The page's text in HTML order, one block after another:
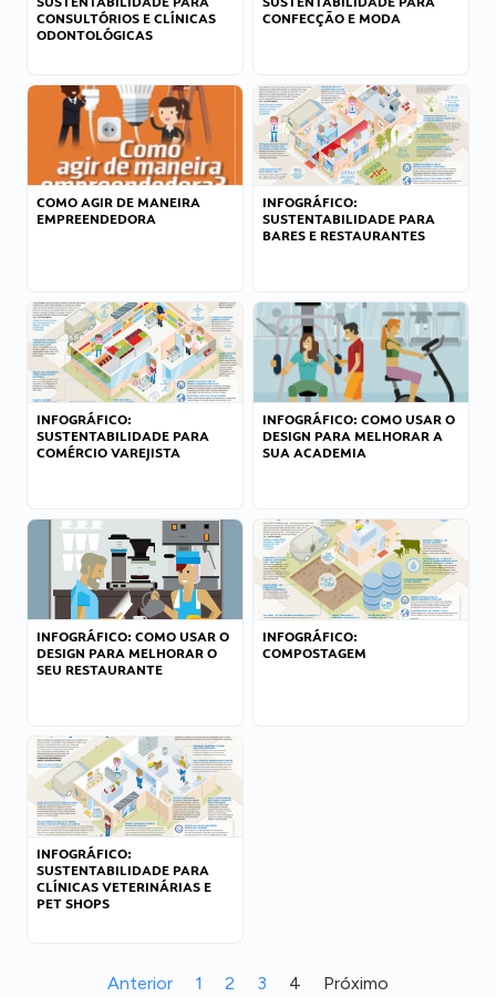
CONSULTÓRIOS E CLÍNICAS
ODONTOLÓGICAS
CONFECÇÃO E MODA
COMO AGIR DE MANEIRA
EMPREENDEDORA
INFOGRÁFICO:
SUSTENTABILIDADE PARA
BARES E RESTAURANTES
INFOGRÁFICO:
SUSTENTABILIDADE PARA
COMÉRCIO VAREJISTA
INFOGRÁFICO: COMO USAR O
DESIGN PARA MELHORAR A
SUA ACADEMIA
INFOGRÁFICO: COMO USAR O
DESIGN PARA MELHORAR O
SEU RESTAURANTE
INFOGRÁFICO:
COMPOSTAGEM
INFOGRÁFICO:
SUSTENTABILIDADE PARA
CLÍNICAS VETERINÁRIAS E
PET SHOPS
Anterior 1 2 3 4 Próximo